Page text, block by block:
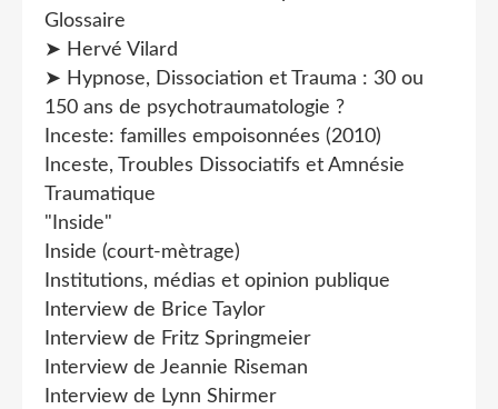
Glossaire
➤ Hervé Vilard
➤ Hypnose, Dissociation et Trauma : 30 ou
150 ans de psychotraumatologie ?
Inceste: familles empoisonnées (2010)
Inceste, Troubles Dissociatifs et Amnésie
Traumatique
"Inside"
Inside (court-mètrage)
Institutions, médias et opinion publique
Interview de Brice Taylor
Interview de Fritz Springmeier
Interview de Jeannie Riseman
Interview de Lynn Shirmer